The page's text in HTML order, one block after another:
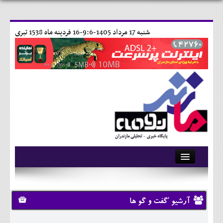
16 فردينه ماه 1538 تبری شنبه 17 مرداد 1405-9:6-
آرشیو
تماس با ما
وبلاگ
آرشیو 'گفت و گو ها